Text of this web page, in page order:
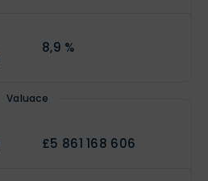
8,9 %
Valuace
£5 861 168 606